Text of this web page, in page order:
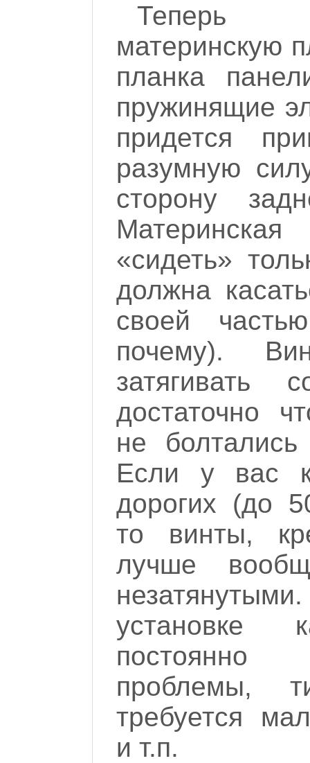
Теперь
материнскую
планка
пружинящие
придется
разумную
сторону
«сидеть»
должна
своей
почему).
достаточно
не
Если у вас
дорогих (до
то винты,
лучше
установке
постоянно
проблемы,
требуется
и т.п.